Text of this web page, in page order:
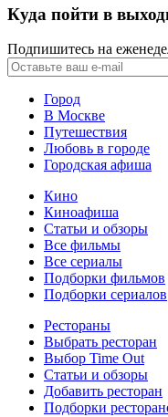
Куда пойти в
Подпишитесь на
Город
В Москве
Путешествия
Любовь в городе
Городская афиша
Кино
Киноафиша
Статьи и обзоры
Все фильмы
Все сериалы
Подборки фильмов
Подборки сериалов
Рестораны
Выбрать ресторан
Выбор Time Out
Статьи и обзоры
Добавить ресторан
Подборки